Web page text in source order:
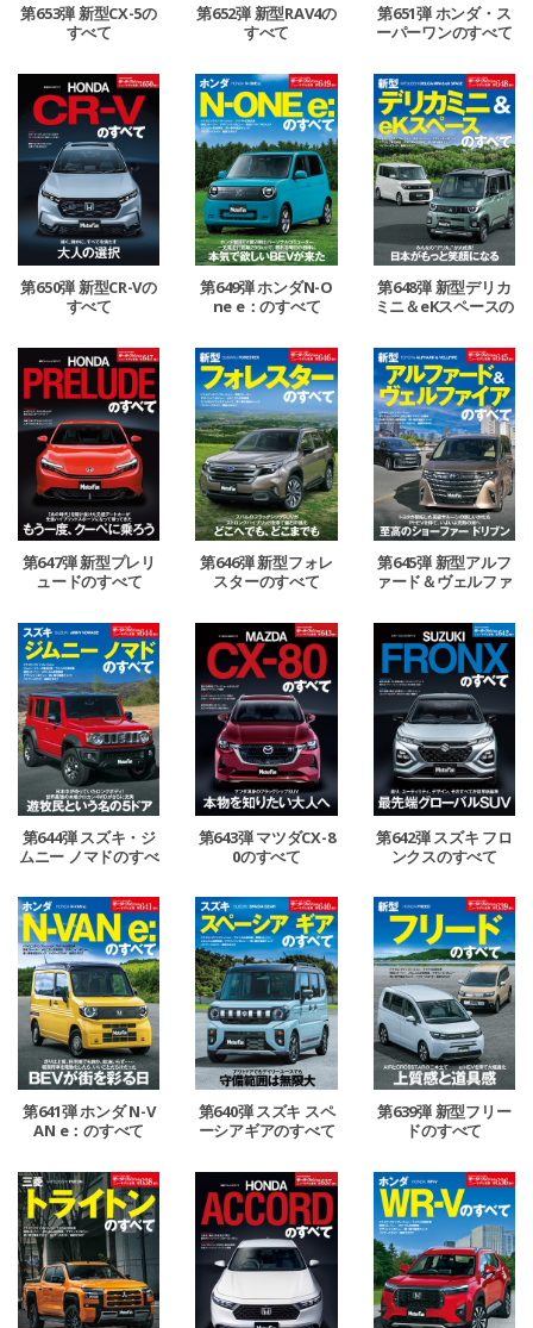
第653弾 新型CX-5の
すべて
第652弾 新型RAV4の
すべて
第651弾 ホンダ・ス
ーパーワンのすべて
第650弾 新型CR-Vの
すべて
第649弾 ホンダN-O
ne e：のすべて
第648弾 新型デリカ
ミニ＆eKスペースの
第647弾 新型プレリ
ュードのすべて
第646弾 新型フォレ
スターのすべて
第645弾 新型アルフ
ァード＆ヴェルファ
第644弾 スズキ・ジ
ムニー ノマドのすべ
第643弾 マツダCX-8
0のすべて
第642弾 スズキ フロ
ンクスのすべて
第641弾 ホンダ N-V
AN e：のすべて
第640弾 スズキ スペ
ーシアギアのすべて
第639弾 新型フリー
ドのすべて